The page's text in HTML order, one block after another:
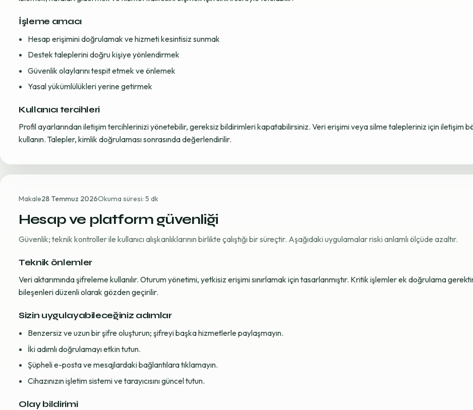
İşleme amacı
Hesap erişimini doğrulamak ve hizmeti kesintisiz sunmak
Destek taleplerini doğru kişiye yönlendirmek
Güvenlik olaylarını tespit etmek ve önlemek
Yasal yükümlülükleri yerine getirmek
Kullanıcı tercihleri
Profil ayarlarından iletişim tercihlerinizi yönetebilir, gereksiz bildirimleri kapatabilirsiniz. Veri erişimi veya silme talepleriniz için iletişim
kullanın. Talepler, kimlik doğrulaması sonrasında değerlendirilir.
Makale28 Temmuz 2026Okuma süresi: 5 dk
Hesap ve platform güvenliği
Güvenlik; teknik kontroller ile kullanıcı alışkanlıklarının birlikte çalıştığı bir süreçtir. Aşağıdaki uygulamalar riski anlamlı ölçüde azaltır.
Teknik önlemler
Veri aktarımında şifreleme kullanılır. Oturum yönetimi, yetkisiz erişimi sınırlamak için tasarlanmıştır. Kritik işlemler ek doğrulama
bileşenleri düzenli olarak gözden geçirilir.
Sizin uygulayabileceğiniz adımlar
Benzersiz ve uzun bir şifre oluşturun; şifreyi başka hizmetlerle paylaşmayın.
İki adımlı doğrulamayı etkin tutun.
Şüpheli e-posta ve mesajlardaki bağlantılara tıklamayın.
Cihazınızın işletim sistemi ve tarayıcısını güncel tutun.
Olay bildirimi